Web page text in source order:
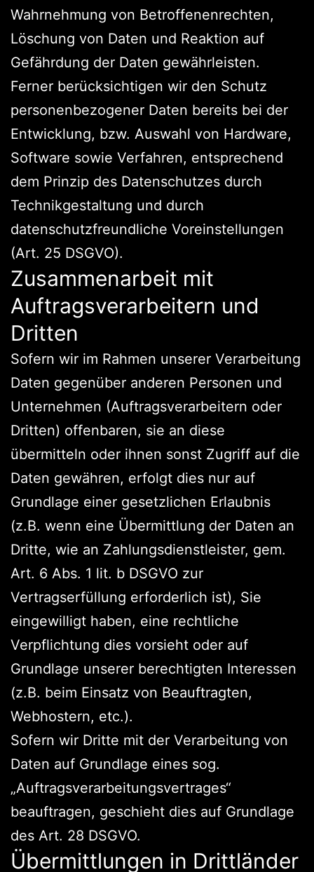
Wahrnehmung von Betroffenenrechten,
Löschung von Daten und Reaktion auf
Gefährdung der Daten gewährleisten.
Ferner berücksichtigen wir den Schutz
personenbezogener Daten bereits bei der
Entwicklung, bzw. Auswahl von Hardware,
Software sowie Verfahren, entsprechend
dem Prinzip des Datenschutzes durch
Technikgestaltung und durch
datenschutzfreundliche Voreinstellungen
(Art. 25 DSGVO).
Zusammenarbeit mit
Auftragsverarbeitern und
Dritten
Sofern wir im Rahmen unserer Verarbeitung
Daten gegenüber anderen Personen und
Unternehmen (Auftragsverarbeitern oder
Dritten) offenbaren, sie an diese
übermitteln oder ihnen sonst Zugriff auf die
Daten gewähren, erfolgt dies nur auf
Grundlage einer gesetzlichen Erlaubnis
(z.B. wenn eine Übermittlung der Daten an
Dritte, wie an Zahlungsdienstleister, gem.
Art. 6 Abs. 1 lit. b DSGVO zur
Vertragserfüllung erforderlich ist), Sie
eingewilligt haben, eine rechtliche
Verpflichtung dies vorsieht oder auf
Grundlage unserer berechtigten Interessen
(z.B. beim Einsatz von Beauftragten,
Webhostern, etc.).
Sofern wir Dritte mit der Verarbeitung von
Daten auf Grundlage eines sog.
„Auftragsverarbeitungsvertrages“
beauftragen, geschieht dies auf Grundlage
des Art. 28 DSGVO.
Übermittlungen in Drittländer